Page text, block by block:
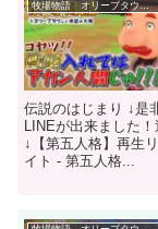
牧場物語 オリーブタウンと希望の大地
伝説のはじまり ↓是
LINEが出来ました
↓【第五人格】再生
イト - 第五人格...